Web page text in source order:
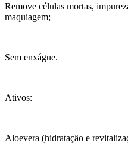
Remove células mortas,
maquiagem;
Sem enxágue.
Ativos:
Aloevera (hidrataçäo e